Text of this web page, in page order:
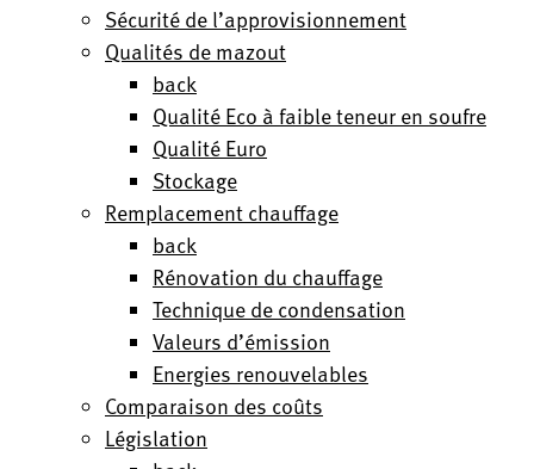
Sécurité de l’approvisionnement
Qualités de mazout
back
Qualité Eco à faible teneur en soufre
Qualité Euro
Stockage
Remplacement chauffage
back
Rénovation du chauffage
Technique de condensation
Valeurs d’émission
Energies renouvelables
Comparaison des coûts
Législation